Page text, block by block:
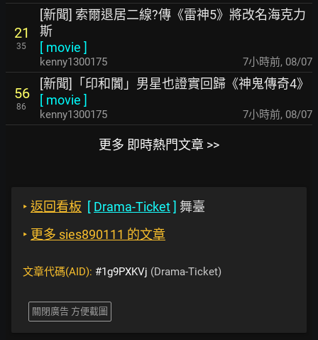
21
35
[新聞] 索爾退居二線?傳《雷神5》將改名海克力
斯
[ movie ]
kenny1300175 7小時前, 08/07
56
86
[新聞]「印和闐」男星也證實回歸《神鬼傳奇4》
[ movie ]
kenny1300175 7小時前, 08/07
更多 即時熱門文章 >>
‣ 返回看板 [ Drama-Ticket] 舞臺
‣ 更多 sies890111 的文章
文章代碼(AID): #1g9PXKVj (Drama-Ticket)
關閉廣告 方便截圖